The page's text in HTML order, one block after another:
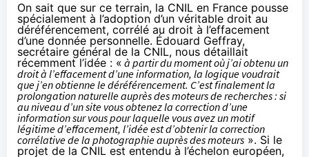
On sait que sur ce terrain, la CNIL en France pousse
spécialement à l’adoption d’un véritable droit au
déréférencement, corrélé au droit à l’effacement
d’une donnée personnelle. Édouard Geffray,
secrétaire général de la CNIL, nous détaillait
récemment l’idée : « à partir du moment où j’ai obtenu un
droit à l’effacement d’une information, la logique voudrait
que j’en obtienne le déréférencement. C’est finalement la
prolongation naturelle auprès des moteurs de recherches : si
au niveau d’un site vous obtenez la correction d’une
information sur vous pour laquelle vous avez un motif
légitime d’effacement, l’idée est d’obtenir la correction
corrélative de la photographie auprès des moteurs ». Si le
projet de la CNIL est entendu à l’échelon européen,